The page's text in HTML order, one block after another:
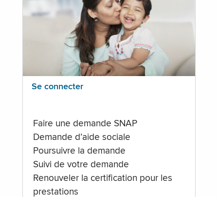
Se connecter
Faire une demande SNAP
Demande d’aide sociale
Poursuivre la demande
Suivi de votre demande
Renouveler la certification pour les
prestations